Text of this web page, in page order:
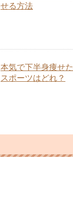
せる方法
本気で下半身痩せ
スポーツはどれ？